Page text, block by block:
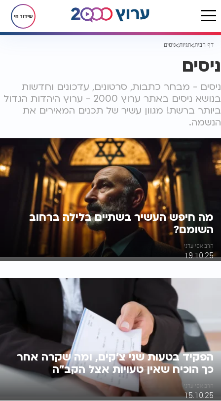
שידור חי
דף הבית תגיות ניסים
ניסים
ניסים - מבחר כתבות, סרטונים, עדכונים וחדשות
בנושא ניסים באתר ערוץ 2000 - ערוץ היהדות הגדול
ביותר ברשת! מגוון עשיר של תכנים המאירים את
הנשמה.
מה חיפש העשיר בשתיים בלילה ברחוב
השומם?
הרב אסי עדני
19.10.25
הפקיד בטעות שני צ'קים, ומה שקרה אחר
כך הוכיח שאין טעויות אצל הקב"ה
הרב אסי עדני
15.10.25